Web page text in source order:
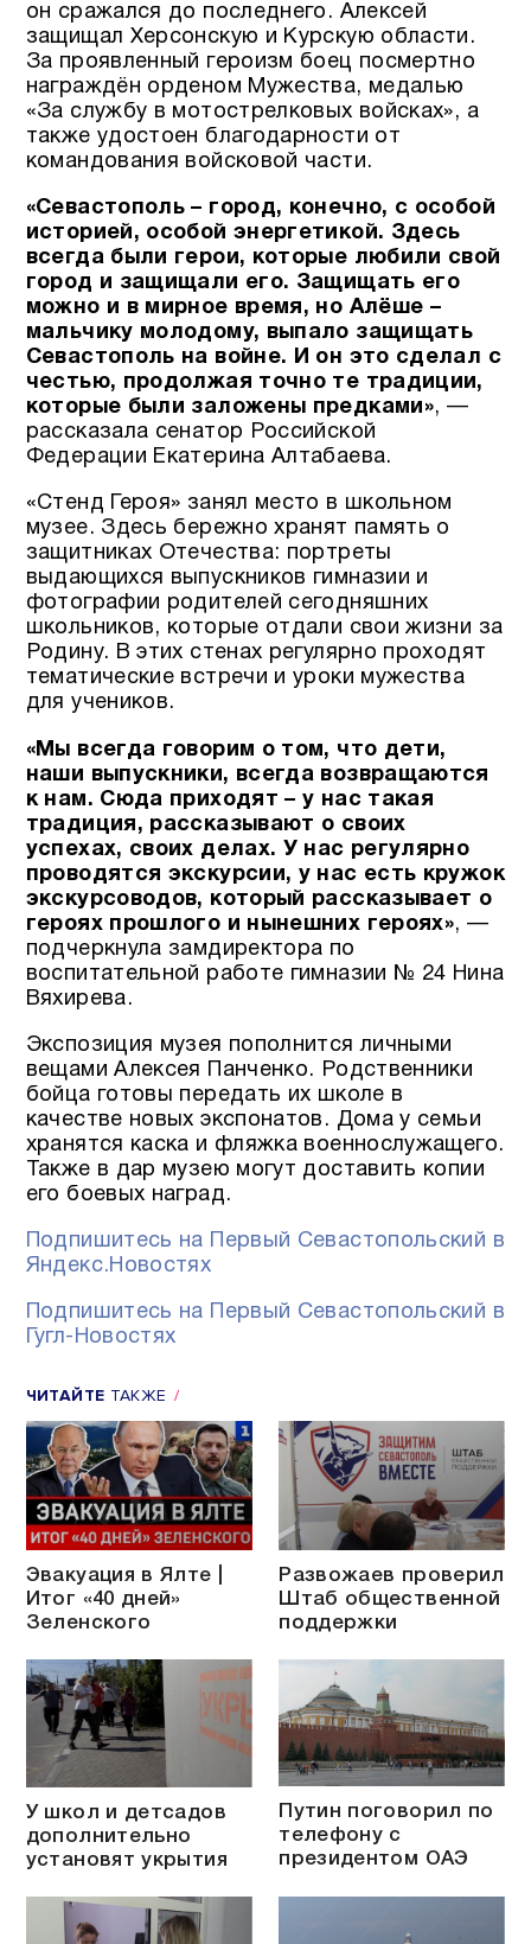
он сражался до последнего. Алексей
защищал Херсонскую и Курскую области.
За проявленный героизм боец посмертно
награждён орденом Мужества, медалью
«За службу в мотострелковых войсках», а
также удостоен благодарности от
командования войсковой части.
«Севастополь – город, конечно, с особой
историей, особой энергетикой. Здесь
всегда были герои, которые любили свой
город и защищали его. Защищать его
можно и в мирное время, но Алёше –
мальчику молодому, выпало защищать
Севастополь на войне. И он это сделал с
честью, продолжая точно те традиции,
которые были заложены предками», —
рассказала сенатор Российской
Федерации Екатерина Алтабаева.
«Стенд Героя» занял место в школьном
музее. Здесь бережно хранят память о
защитниках Отечества: портреты
выдающихся выпускников гимназии и
фотографии родителей сегодняшних
школьников, которые отдали свои жизни за
Родину. В этих стенах регулярно проходят
тематические встречи и уроки мужества
для учеников.
«Мы всегда говорим о том, что дети,
наши выпускники, всегда возвращаются
к нам. Сюда приходят – у нас такая
традиция, рассказывают о своих
успехах, своих делах. У нас регулярно
проводятся экскурсии, у нас есть кружок
экскурсоводов, который рассказывает о
героях прошлого и нынешних героях», —
подчеркнула замдиректора по
воспитательной работе гимназии № 24 Нина
Вяхирева.
Экспозиция музея пополнится личными
вещами Алексея Панченко. Родственники
бойца готовы передать их школе в
качестве новых экспонатов. Дома у семьи
хранятся каска и фляжка военнослужащего.
Также в дар музею могут доставить копии
его боевых наград.
Подпишитесь на Первый Севастопольский в
Яндекс.Новостях
Подпишитесь на Первый Севастопольский в
Гугл-Новостях
ЧИТАЙТЕ ТАКЖЕ
Эвакуация в Ялте |
Итог «40 дней»
Зеленского
Развожаев проверил
Штаб общественной
поддержки
У школ и детсадов
дополнительно
установят укрытия
Путин поговорил по
телефону с
президентом ОАЭ